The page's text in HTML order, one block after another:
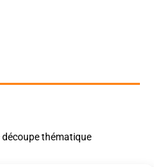
découpe thématique